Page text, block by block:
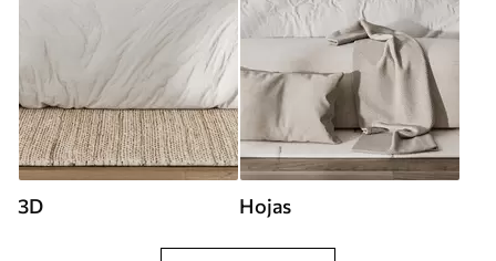
3D Hojas